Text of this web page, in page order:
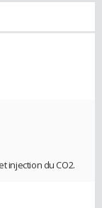
injection du CO2.